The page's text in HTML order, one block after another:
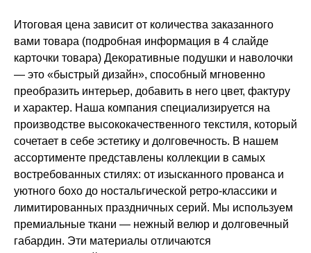
Итоговая цена зависит от количества заказанного
вами товара (подробная информация в 4 слайде
карточки товара) Декоративные подушки и наволочки
— это «быстрый дизайн», способный мгновенно
преобразить интерьер, добавить в него цвет, фактуру
и характер. Наша компания специализируется на
производстве высококачественного текстиля, который
сочетает в себе эстетику и долговечность. В нашем
ассортименте представлены коллекции в самых
востребованных стилях: от изысканного прованса и
уютного бохо до ностальгической ретро-классики и
лимитированных праздничных серий. Мы используем
премиальные ткани — нежный велюр и долговечный
габардин. Эти материалы отличаются